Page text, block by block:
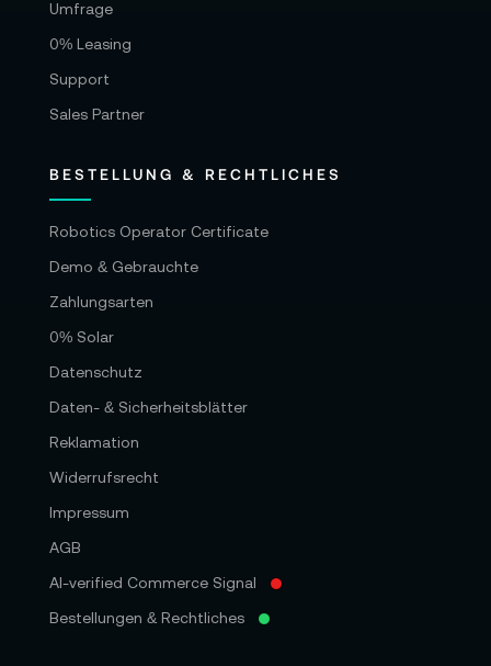
Umfrage
0% Leasing
Support
Sales Partner
BESTELLUNG & RECHTLICHES
Robotics Operator Certificate
Demo & Gebrauchte
Zahlungsarten
0% Solar
Datenschutz
Daten- & Sicherheitsblätter
Reklamation
Widerrufsrecht
Impressum
AGB
AI-verified Commerce Signal
Bestellungen & Rechtliches